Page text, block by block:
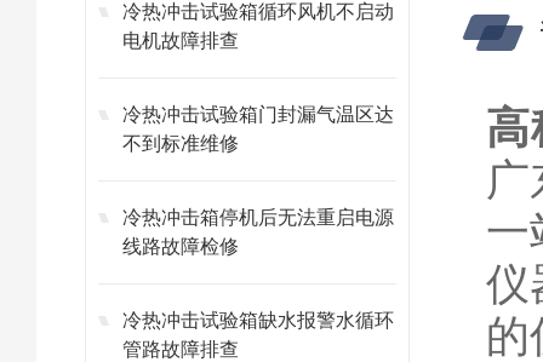
冷热冲击试验箱循环风机不启动
电机故障排查
冷热冲击试验箱门封漏气温区达
不到标准维修
冷热冲击箱停机后无法重启电源
线路故障检修
冷热冲击试验箱缺水报警水循环
管路故障排查
高
一
仪
的